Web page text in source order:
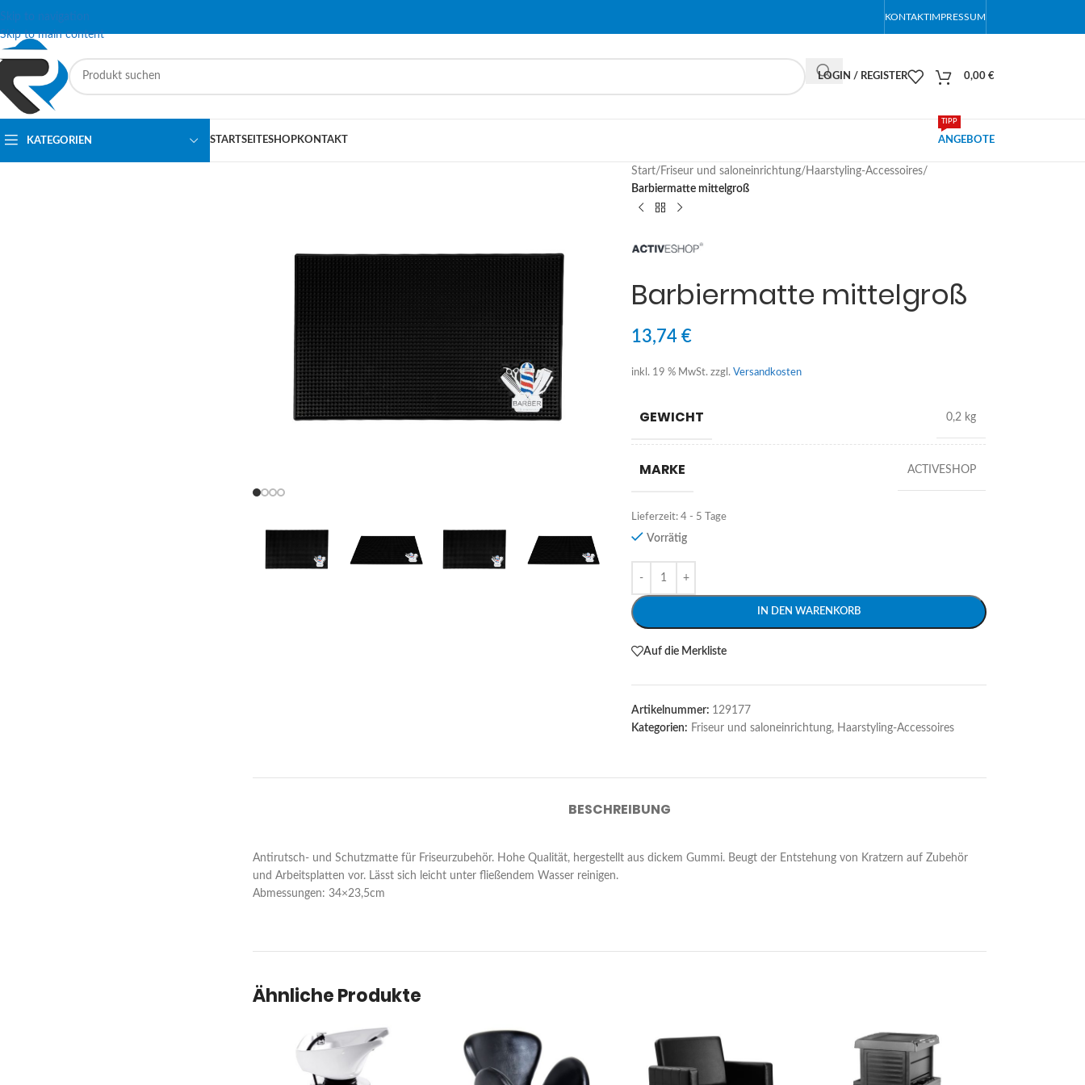
Skip to navigation
Skip to main content
KONTAKTIMPRESSUM
LOGIN / REGISTER 0,00 €
KATEGORIEN STARTSEITESHOPKONTAKT ANGEBOTE
TIPP
Start/ Friseur und saloneinrichtung/ Haarstyling-Accessoires/
Barbiermatte mittelgroß
Barbiermatte mittelgroß
13,74€
inkl. 19 % MwSt. zzgl. Versandkosten
GEWICHT 0,2 kg
MARKE ACTIVESHOP
Lieferzeit:4 - 5 Tage
Vorrätig
IN DEN WARENKORB
Alternative:
Auf die Merkliste
Artikelnummer: 129177
Kategorien: Friseur und saloneinrichtung, Haarstyling-Accessoires
BESCHREIBUNG
Antirutsch- und Schutzmatte für Friseurzubehör. Hohe Qualität, hergestellt aus dickem Gummi. Beugt der Entstehung von Kratzern auf Zubehör
und Arbeitsplatten vor. Lässt sich leicht unter fließendem Wasser reinigen.
Abmessungen: 34×23,5cm
Ähnliche Produkte